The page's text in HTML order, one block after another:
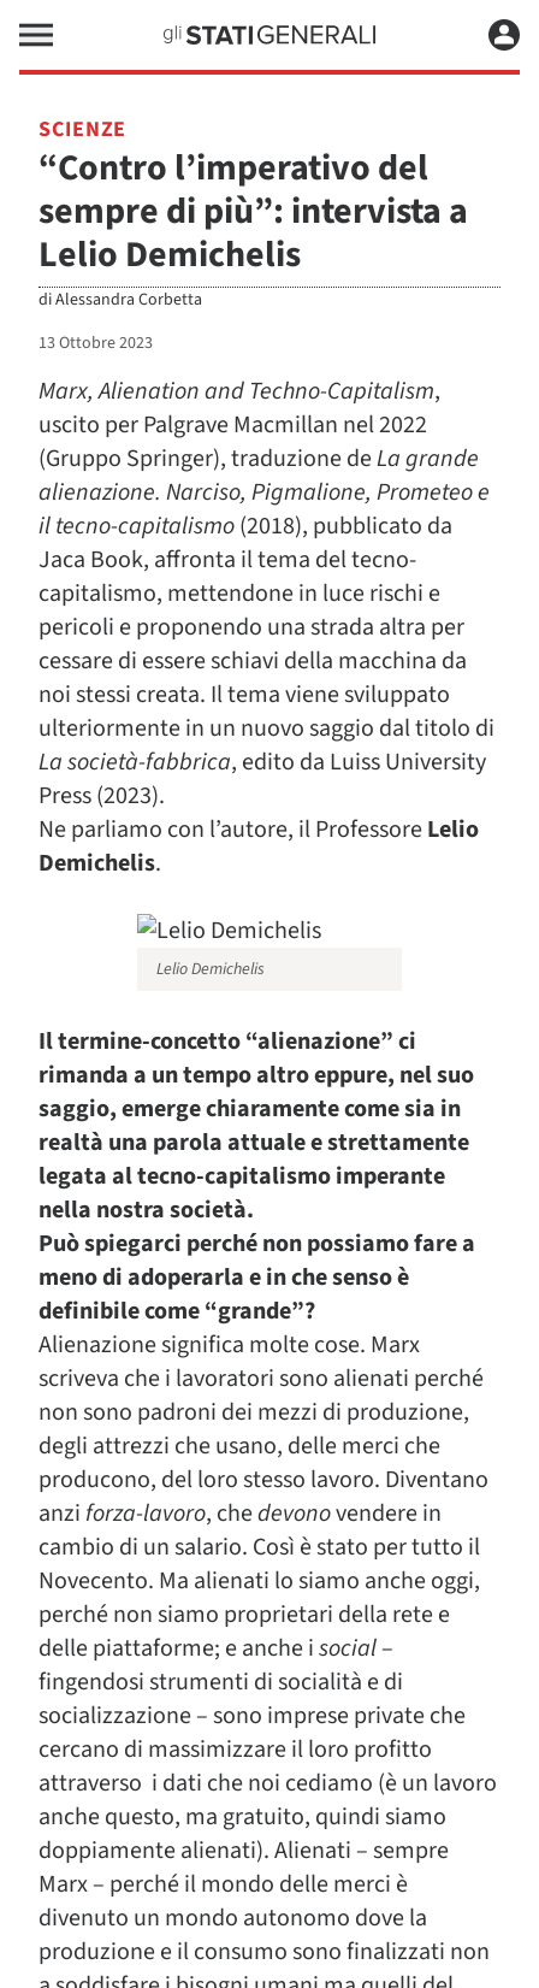
SCIENZE
“Contro l’imperativo del
sempre di più”: intervista a
Lelio Demichelis
diAlessandra Corbetta
13 Ottobre 2023
Marx, Alienation and Techno-Capitalism,
uscito per Palgrave Macmillan nel 2022
(Gruppo Springer), traduzione deLa grande
alienazione. Narciso, Pigmalione, Prometeo e
il tecno-capitalismo(2018), pubblicato da
Jaca Book, affronta il tema del tecno-
capitalismo, mettendone in luce rischi e
pericoli e proponendo una strada altra per
cessare di essere schiavi della macchina da
noi stessi creata. Il tema viene sviluppato
ulteriormente in un nuovo saggio dal titolo di
La società-fabbrica, edito da Luiss University
Press (2023).
Ne parliamo con l’autore, il ProfessoreLelio
Demichelis.
Lelio Demichelis
Il termine-concetto “alienazione” ci
rimanda a un tempo altro eppure, nel suo
saggio, emerge chiaramente come sia in
realtà una parola attuale e strettamente
legata al tecno-capitalismo imperante
nella nostra società.
Può spiegarci perché non possiamo fare a
meno di adoperarla e in che senso è
definibile come “grande”?
Alienazione significa molte cose. Marx
scriveva che i lavoratori sono alienati perché
non sono padroni dei mezzi di produzione,
degli attrezzi che usano, delle merci che
producono, del loro stesso lavoro. Diventano
anzi forza-lavoro, chedevonovendere in
cambio di un salario. Così è stato per tutto il
Novecento. Ma alienati lo siamo anche oggi,
perché non siamo proprietari della rete e
delle piattaforme; e anche isocial–
fingendosi strumenti di socialità e di
socializzazione – sono imprese private che
cercano di massimizzare il loro profitto
attraverso i dati che noi cediamo (è un lavoro
anche questo, ma gratuito, quindi siamo
doppiamente alienati). Alienati – sempre
Marx – perché il mondo delle merci è
divenuto un mondo autonomo dove la
produzione e il consumo sono finalizzati non